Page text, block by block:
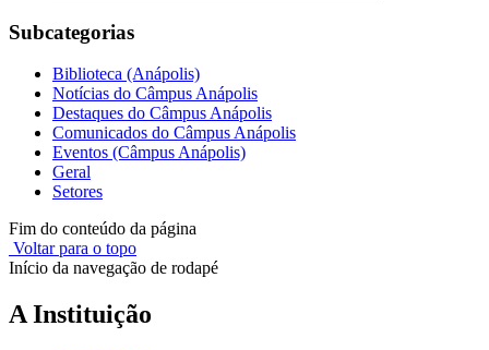
Subcategorias
Biblioteca (Anápolis)
Notícias do Câmpus Anápolis
Destaques do Câmpus Anápolis
Comunicados do Câmpus Anápolis
Eventos (Câmpus Anápolis)
Geral
Setores
Fim do conteúdo da página
Voltar para o topo
Início da navegação de rodapé
A Instituição